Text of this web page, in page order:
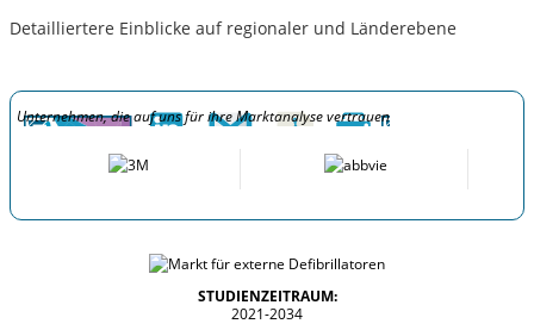
Detailliertere Einblicke auf regionaler und Länderebene
Unternehmen, die auf uns für ihre Marktanalyse vertrauen
STUDIENZEITRAUM:
2021-2034